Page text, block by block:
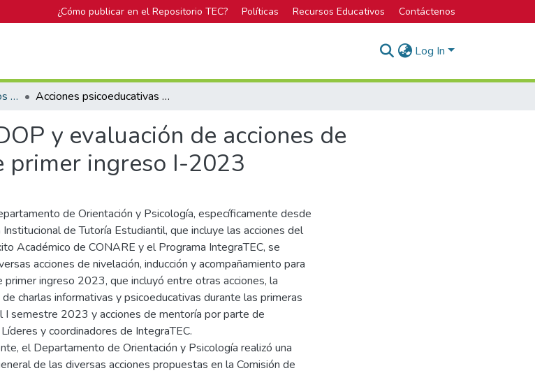
¿Cómo publicar en el Repositorio TEC? Políticas Recursos Educativos Contáctenos
Log In
Investigaciones y Estudios del DOP Acciones psicoeducativas del DOP y evaluación de acciones de Nivelación para estudiantes de primer ingreso I-2023
y evaluación de acciones de
primer ingreso I-2023
de Orientación y Psicología, específicamente desde
de Tutoría Estudiantil, que incluye las acciones del
Académico de CONARE y el Programa IntegraTEC, se
acciones de nivelación, inducción y acompañamiento para
primer ingreso 2023, que incluyó entre otras acciones, la
de charlas informativas y psicoeducativas durante las primeras
I semestre 2023 y acciones de mentoría por parte de
y coordinadores de IntegraTEC.
el Departamento de Orientación y Psicología realizó una
de las diversas acciones propuestas en la Comisión de